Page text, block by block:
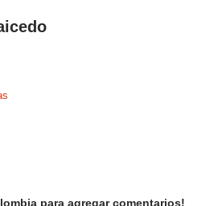
para agregar comentarios!